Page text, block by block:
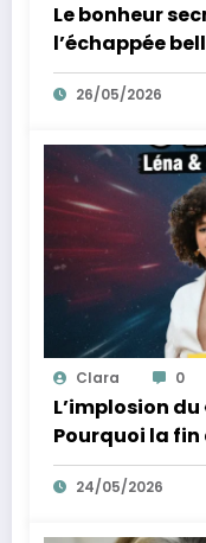
Le bonheur
l’échappée
des tumultes
26/05/2026
Clara 0
L’implosion du
Pourquoi la fin
la fin de
24/05/2026